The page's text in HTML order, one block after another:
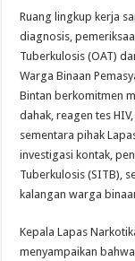
Ruang lingkup kerja
diagnosis,
Tuberkulosis (OAT)
Warga Binaan
Bintan berkomitmen
dahak, reagen tes
sementara pihak
investigasi kontak,
Tuberkulosis (SITB),
kalangan warga
Kepala Lapas
menyampaikan